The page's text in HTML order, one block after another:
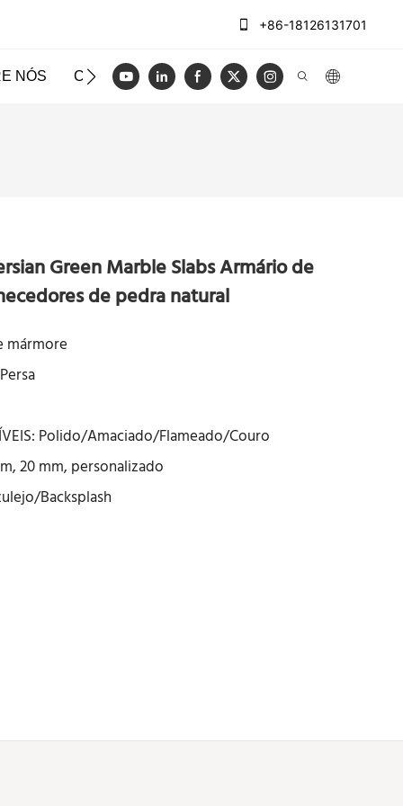
+86-18126131701
NÓS CASOS BLOG VÍDEO ENTRE EM
Green Marble Slabs Armário de
de pedra natural
mármore
Polido/Amaciado/Flameado/Couro
20 mm, personalizado
Backsplash